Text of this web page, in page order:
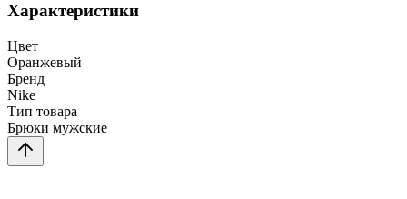
Характеристики
Цвет
Оранжевый
Бренд
Nike
Тип товара
Брюки мужские